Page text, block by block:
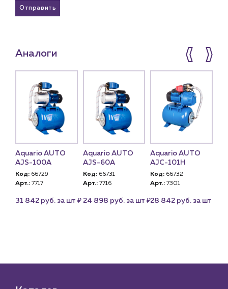
Отправить
Аналоги
Aquario AUTO
AJS-100A
Код: 66729
Арт.: 7717
31 842 руб. за шт ₽
Aquario AUTO
AJS-60A
Код: 66731
Арт.: 7716
24 898 руб. за шт ₽
Aquario AUTO
AJC-101Н
Код: 66732
Арт.: 7301
28 842 руб. за шт